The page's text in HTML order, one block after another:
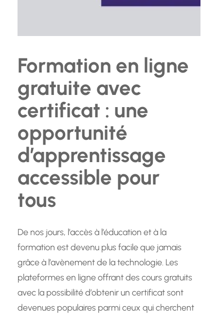
Formation en ligne
gratuite avec
certificat : une
opportunité
d’apprentissage
accessible pour
tous
De nos jours, l’accès à l’éducation et à la
formation est devenu plus facile que jamais
grâce à l’avènement de la technologie. Les
plateformes en ligne offrant des cours gratuits
avec la possibilité d’obtenir un certificat sont
devenues populaires parmi ceux qui cherchent